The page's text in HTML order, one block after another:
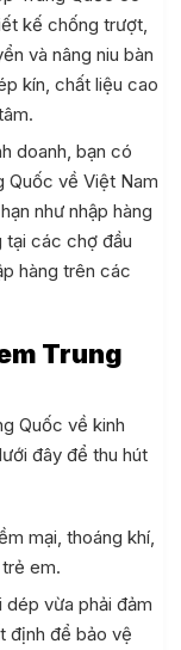
kế chống trượt,
và nâng niu bàn
kín, chất liệu cao
doanh, bạn có
Quốc về Việt Nam
như nhập hàng
tại các chợ đầu
hàng trên các
Trung
Quốc về kinh
đây để thu hút
mại, thoáng khí,
em.
dép vừa phải đảm
định để bảo vệ